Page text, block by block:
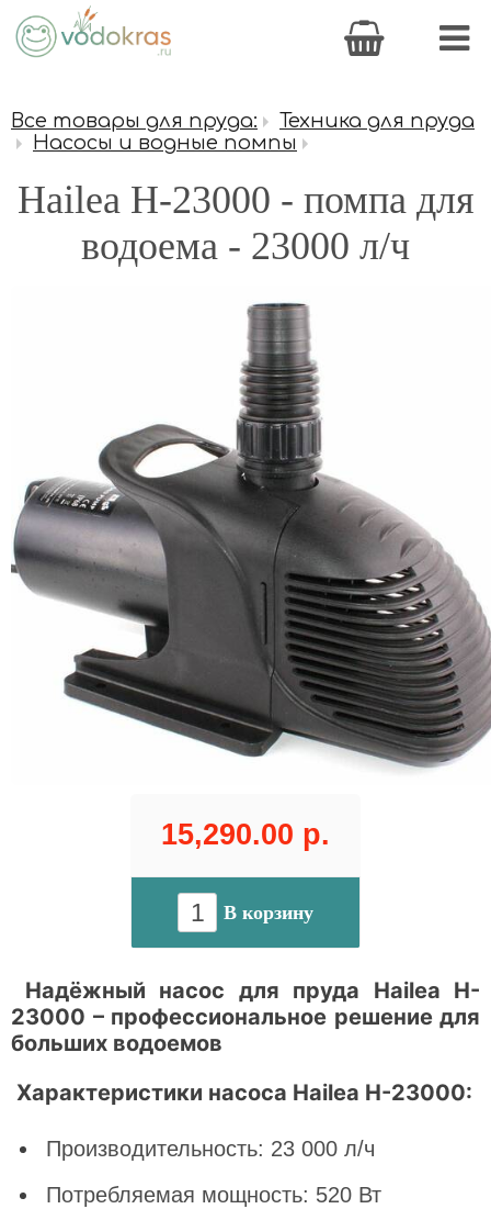
Все товары для пруда:
Техника для пруда
Насосы и водные помпы
Hailea H-23000 - помпа для
водоема - 23000 л/ч
15,290.00 р.
В корзину
Надёжный насос для пруда Hailea H-
23000 – профессиональное решение для
больших водоемов
Характеристики насоса Hailea H-23000:
Производительность: 23 000 л/ч
Потребляемая мощность: 520 Вт